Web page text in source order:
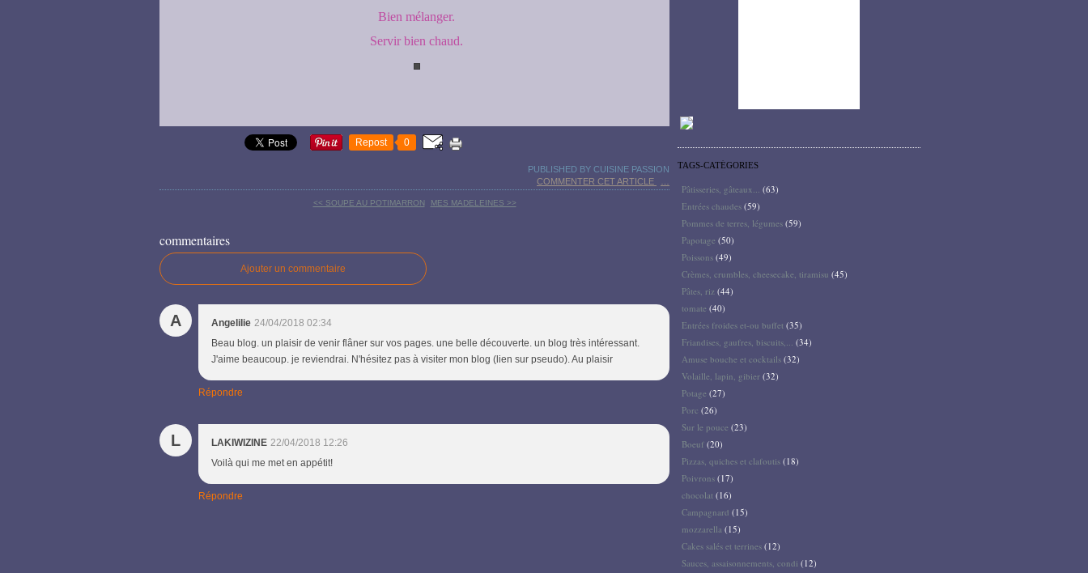
Bien mélanger.
Servir bien chaud.
Repost 0
PUBLISHED BY CUISINE PASSION
COMMENTER CET ARTICLE
<< SOUPE AU POTIMARRON MES MADELEINES >>
commentaires
Ajouter un commentaire
A Angelilie 24/04/2018 02:34
Beau blog. un plaisir de venir flâner sur vos pages. une belle découverte. un blog très intéressant.
J'aime beaucoup. je reviendrai. N'hésitez pas à visiter mon blog (lien sur pseudo). Au plaisir
Répondre
L LAKIWIZINE 22/04/2018 12:26
Voilà qui me met en appétit!
Répondre
TAGS-CATÉGORIES
Pâtisseries, gâteaux... (63)
Entrées chaudes (59)
Pommes de terres, légumes (59)
Papotage (50)
Poissons (49)
Crèmes, crumbles, cheesecake, tiramisu (45)
Pâtes, riz (44)
tomate (40)
Entrées froides et-ou buffet (35)
Friandises, gaufres, biscuits,... (34)
Amuse bouche et cocktails (32)
Volaille, lapin, gibier (32)
Potage (27)
Porc (26)
Sur le pouce (23)
Boeuf (20)
Pizzas, quiches et clafoutis (18)
Poivrons (17)
chocolat (16)
Campagnard (15)
mozzarella (15)
Cakes salés et terrines (12)
Sauces, assaisonnements, condi (12)